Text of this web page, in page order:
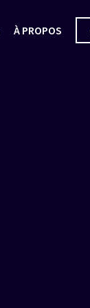
À PROPOS